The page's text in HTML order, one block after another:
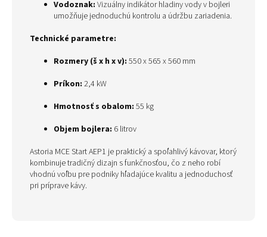
Vodoznak: Vizuálny indikátor hladiny vody v bojleri
umožňuje jednoduchú kontrolu a údržbu zariadenia.
Technické parametre:
Rozmery (š x h x v): 550 x 565 x 560 mm
Príkon: 2,4 kW
Hmotnosť s obalom: 55 kg
Objem bojlera: 6 litrov
Astoria MCE Start AEP1 je praktický a spoľahlivý kávovar, ktorý
kombinuje tradičný dizajn s funkčnosťou, čo z neho robí
vhodnú voľbu pre podniky hľadajúce kvalitu a jednoduchosť
pri príprave kávy.